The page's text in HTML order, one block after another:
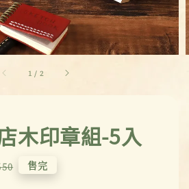
1 / 2
木印章組-5入
售完